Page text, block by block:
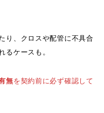
り、クロスや配管に不具合
るケースも。
無を契約前に必ず確認して